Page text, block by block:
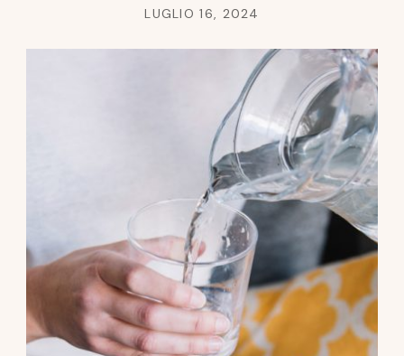
LUGLIO 16, 2024